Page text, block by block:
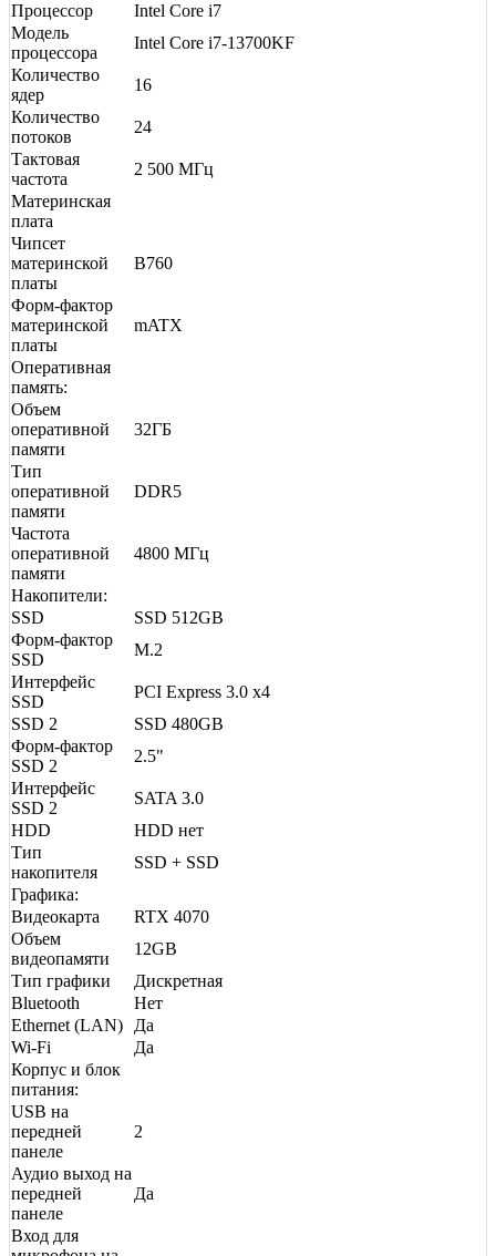
Процессор
Intel Core i7
Модель
процессора
Intel Core i7-13700KF
Количество
ядер
16
Количество
потоков
24
Тактовая
частота
2 500 МГц
Материнская
плата
Чипсет
материнской
платы
B760
Форм-фактор
материнской
платы
mATX
Оперативная
память:
Объем
оперативной
памяти
32ГБ
Тип
оперативной
памяти
DDR5
Частота
оперативной
памяти
4800 МГц
Накопители:
SSD
SSD 512GB
Форм-фактор
SSD
M.2
Интерфейс
SSD
PCI Express 3.0 x4
SSD 2
SSD 480GB
Форм-фактор
SSD 2
2.5"
Интерфейс
SSD 2
SATA 3.0
HDD
HDD нет
Тип
накопителя
SSD + SSD
Графика:
Видеокарта
RTX 4070
Объем
видеопамяти
12GB
Тип графики
Дискретная
Bluetooth
Нет
Ethernet (LAN)
Да
Wi-Fi
Да
Корпус и блок
питания:
USB на
передней
панеле
2
Аудио выход на
передней
панеле
Да
Вход для